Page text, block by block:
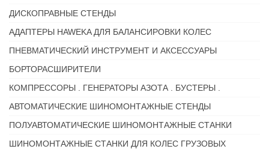
ДИСКОПРАВНЫЕ СТЕНДЫ
АДАПТЕРЫ HAWEKA ДЛЯ БАЛАНСИРОВКИ КОЛЕС
ПНЕВМАТИЧЕСКИЙ ИНСТРУМЕНТ И АКСЕССУАРЫ
БОРТОРАСШИРИТЕЛИ
КОМПРЕССОРЫ . ГЕНЕРАТОРЫ АЗОТА . БУСТЕРЫ .
АВТОМАТИЧЕСКИЕ ШИНОМОНТАЖНЫЕ СТЕНДЫ
ПОЛУАВТОМАТИЧЕСКИЕ ШИНОМОНТАЖНЫЕ СТАНКИ
ШИНОМОНТАЖНЫЕ СТАНКИ ДЛЯ КОЛЕС ГРУЗОВЫХ